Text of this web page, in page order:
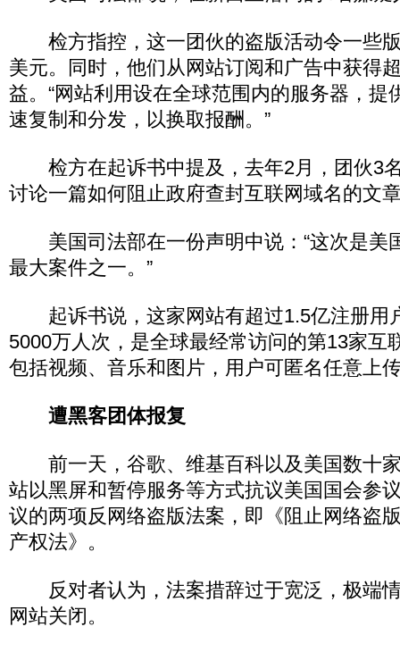
检方指控，这一团伙的盗版活动令一些
美元。同时，他们从网站订阅和广告中获得
益。“网站利用设在全球范围内的服务器，提
速复制和分发，以换取报酬。”
检方在起诉书中提及，去年2月，团伙3
讨论一篇如何阻止政府查封互联网域名的文
美国司法部在一份声明中说：“这次是美
最大案件之一。”
起诉书说，这家网站有超过1.5亿注册用
5000万人次，是全球最经常访问的第13家互
包括视频、音乐和图片，用户可匿名任意上
遭黑客团体报复
前一天，谷歌、维基百科以及美国数十
站以黑屏和暂停服务等方式抗议美国国会参
议的两项反网络盗版法案，即《阻止网络盗
产权法》。
反对者认为，法案措辞过于宽泛，极端
网站关闭。